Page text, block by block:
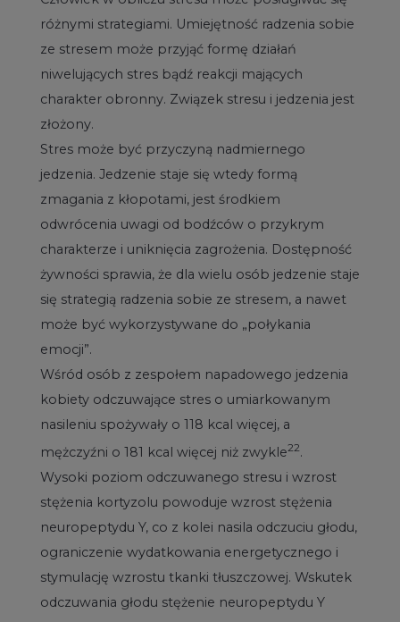
różnymi strategiami. Umiejętność radzenia sobie
ze stresem może przyjąć formę działań
niwelujących stres bądź reakcji mających
charakter obronny. Związek stresu i jedzenia jest
złożony.
Stres może być przyczyną nadmiernego
jedzenia. Jedzenie staje się wtedy formą
zmagania z kłopotami, jest środkiem
odwrócenia uwagi od bodźców o przykrym
charakterze i uniknięcia zagrożenia. Dostępność
żywności sprawia, że dla wielu osób jedzenie staje
się strategią radzenia sobie ze stresem, a nawet
może być wykorzystywane do „połykania
emocji”.
Wśród osób z zespołem napadowego jedzenia
kobiety odczuwające stres o umiarkowanym
nasileniu spożywały o 118 kcal więcej, a
mężczyźni o 181 kcal więcej niż zwykle22.
Wysoki poziom odczuwanego stresu i wzrost
stężenia kortyzolu powoduje wzrost stężenia
neuropeptydu Y, co z kolei nasila odczuciu głodu,
ograniczenie wydatkowania energetycznego i
stymulację wzrostu tkanki tłuszczowej. Wskutek
odczuwania głodu stężenie neuropeptydu Y